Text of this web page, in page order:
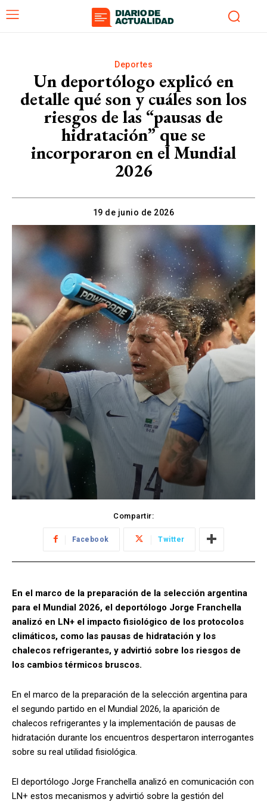
Deportes
Un deportólogo explicó en
detalle qué son y cuáles son los
riesgos de las “pausas de
hidratación” que se
incorporaron en el Mundial
2026
19 de junio de 2026
Compartir:
Facebook Twitter
En el marco de la preparación de la selección argentina
para el Mundial 2026, el deportólogo Jorge Franchella
analizó en LN+ el impacto fisiológico de los protocolos
climáticos, como las pausas de hidratación y los
chalecos refrigerantes, y advirtió sobre los riesgos de
los cambios térmicos bruscos.
En el marco de la preparación de la selección argentina para
el segundo partido en el Mundial 2026, la aparición de
chalecos refrigerantes y la implementación de pausas de
hidratación durante los encuentros despertaron interrogantes
sobre su real utilidad fisiológica.
El deportólogo Jorge Franchella analizó en comunicación con
LN+ estos mecanismos y advirtió sobre la gestión del